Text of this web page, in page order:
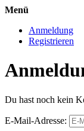
Menü
Anmeldung
Registrieren
Du hast noch kein
E-Mail-Adresse: